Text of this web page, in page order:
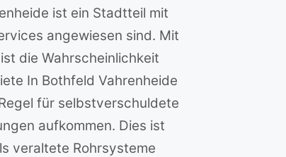
ist ein Stadtteil mit
angewiesen sind. Mit
die Wahrscheinlichkeit
In Bothfeld Vahrenheide
für selbstverschuldete
aufkommen. Dies ist
veraltete Rohrsysteme